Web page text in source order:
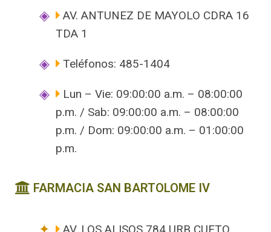
AV. ANTUNEZ DE MAYOLO CDRA 16
TDA 1
Teléfonos: 485-1404
Lun – Vie: 09:00:00 a.m. – 08:00:00
p.m. / Sab: 09:00:00 a.m. – 08:00:00
p.m. / Dom: 09:00:00 a.m. – 01:00:00
p.m.
FARMACIA SAN BARTOLOME IV